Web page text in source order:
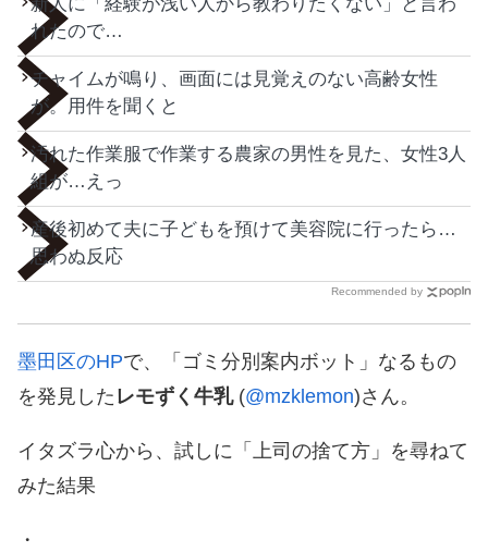
れたので…
チャイムが鳴り、画面には見覚えのない高齢女性
が。用件を聞くと
汚れた作業服で作業する農家の男性を見た、女性3人
組が…えっ
産後初めて夫に子どもを預けて美容院に行ったら…
思わぬ反応
Recommended by
墨田区のHPで、「ゴミ分別案内ボット」なるもの
を発見した レモずく牛乳(@mzklemon)さん。
イタズラ心から、試しに「上司の捨て方」を尋ねて
みた結果
・